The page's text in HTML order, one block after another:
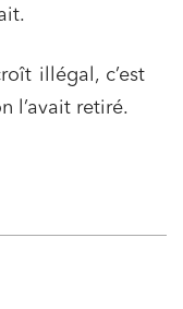
illégal, c’est
l’avait retiré.